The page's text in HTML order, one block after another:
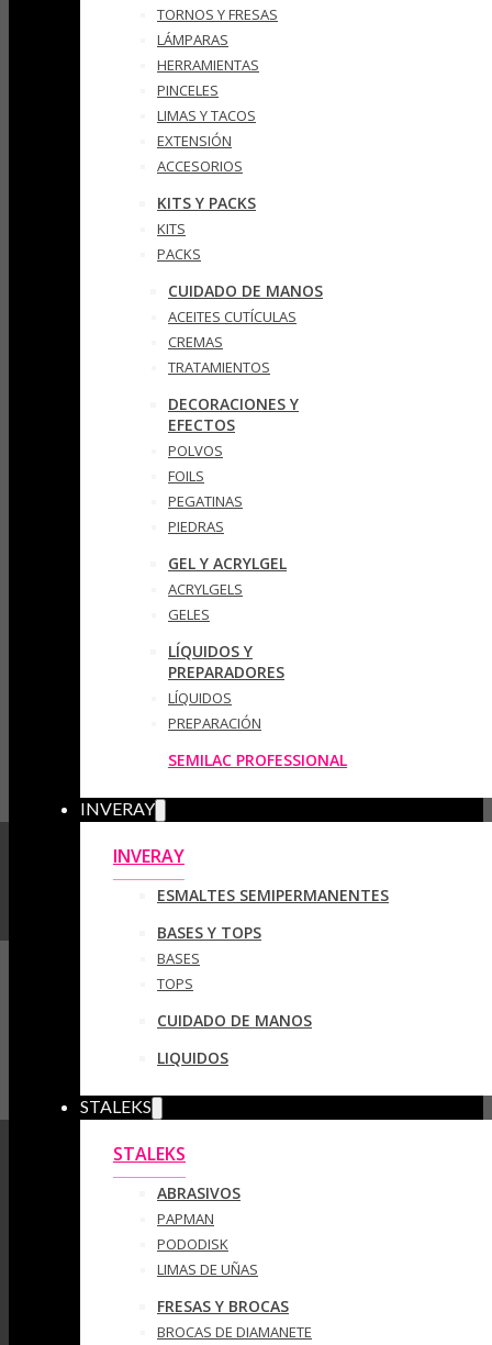
TORNOS Y FRESAS
LÁMPARAS
HERRAMIENTAS
PINCELES
LIMAS Y TACOS
EXTENSIÓN
ACCESORIOS
KITS Y PACKS
KITS
PACKS
CUIDADO DE MANOS
ACEITES CUTÍCULAS
CREMAS
TRATAMIENTOS
DECORACIONES Y
EFECTOS
POLVOS
FOILS
PEGATINAS
PIEDRAS
GEL Y ACRYLGEL
ACRYLGELS
GELES
LÍQUIDOS Y
PREPARADORES
LÍQUIDOS
PREPARACIÓN
SEMILAC PROFESSIONAL
INVERAY
INVERAY
ESMALTES SEMIPERMANENTES
BASES Y TOPS
BASES
TOPS
CUIDADO DE MANOS
LIQUIDOS
STALEKS
STALEKS
ABRASIVOS
PAPMAN
PODODISK
LIMAS DE UÑAS
FRESAS Y BROCAS
BROCAS DE DIAMANETE